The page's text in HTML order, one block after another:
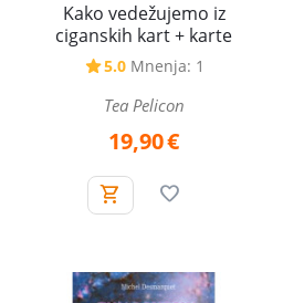
Kako vedežujemo iz
ciganskih kart + karte
5.0 Mnenja: 1
Tea Pelicon
19,90€